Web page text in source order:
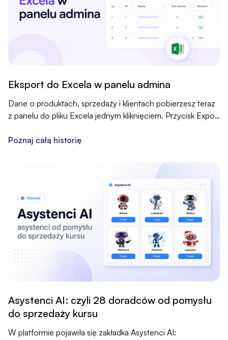
Eksport do Excela w panelu admina
Dane o produktach, sprzedaży i klientach pobierzesz teraz
z panelu do pliku Excela jednym kliknięciem. Przycisk Export
Klienci, a z arkuszem pracujesz po swojemu: filtrujesz,
Poznaj całą historię
Asystenci AI: czyli 28 doradców od pomysłu
do sprzedaży kursu
W platformie pojawiła się zakładka Asystenci AI: